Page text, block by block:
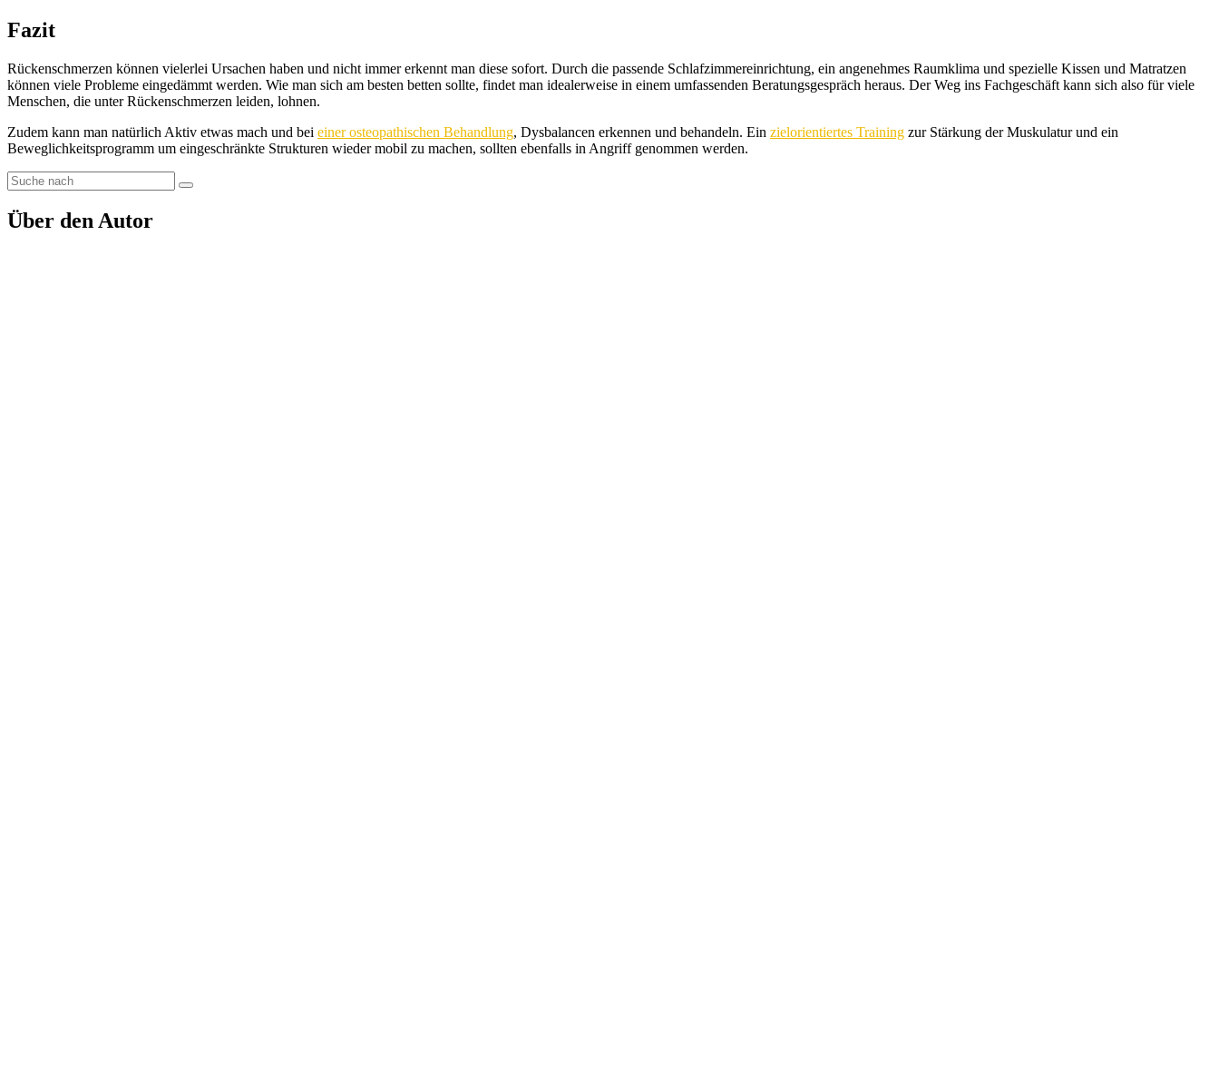
Fazit
Rückenschmerzen können vielerlei Ursachen haben und nicht immer erkennt man diese sofort. Durch die passende Schlafzimmereinrichtung, ein angenehmes Raumklima und spezielle Kissen und Matratzen
können viele Probleme eingedämmt werden. Wie man sich am besten betten sollte, findet man idealerweise in einem umfassenden Beratungsgespräch heraus. Der Weg ins Fachgeschäft kann sich also für viele
Menschen, die unter Rückenschmerzen leiden, lohnen.
Zudem kann man natürlich Aktiv etwas mach und bei einer osteopathischen Behandlung, Dysbalancen erkennen und behandeln. Ein zielorientiertes Training zur Stärkung der Muskulatur und ein
Beweglichkeitsprogramm um eingeschränkte Strukturen wieder mobil zu machen, sollten ebenfalls in Angriff genommen werden.
Über den Autor